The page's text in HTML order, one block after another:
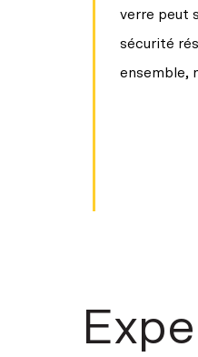
verre peut
sécurité
ensemble,